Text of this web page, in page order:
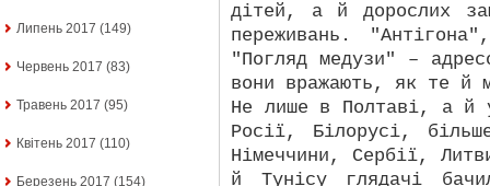
Липень 2017 (149)
Червень 2017 (83)
Травень 2017 (95)
Квітень 2017 (110)
Березень 2017 (154)
дітей, а й дорослих
переживань.
"Погляд медузи" –
вони вражають, як те й
Не лише в Полтаві, а й
Росії, Білорусі,
Німеччини, Сербії,
й Тунісу глядачі